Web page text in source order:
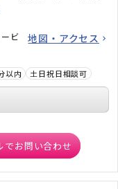
す。また、相続問題、遺
サービスなどもご好評い
ビ
地図・アクセス
以内 土日祝日相談可
でお問い合わせ